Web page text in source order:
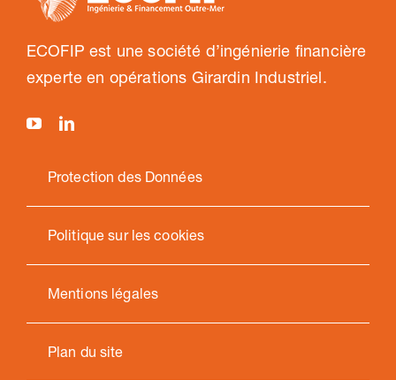
ECOFIP est une société d’ingénierie financière
experte en opérations Girardin Industriel.
Protection des Données
Politique sur les cookies
Mentions légales
Plan du site